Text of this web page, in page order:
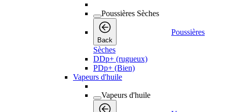
Poussières Sèches
Back
Poussières
Sèches
DDp+ (rugueux)
PDp+ (Bien)
Vapeurs d'huile
Vapeurs d'huile